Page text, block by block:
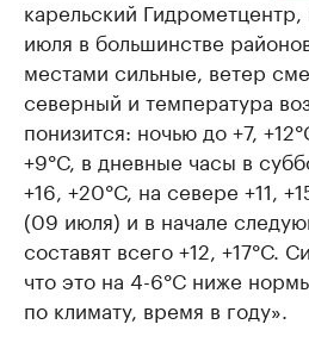
карельский
июля в большинстве
местами сильные, ветер
северный и температура
понизится: ночью до +7,
+9°С, в дневные часы в
+16, +20°С, на севере +11,
(09 июля) и в начале
составят всего +12, +17°С.
что это на 4-6°С ниже
по климату, время в году».